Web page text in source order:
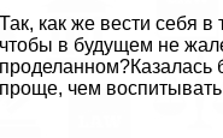
Так, как же вести себя в
чтобы в будущем не
проделанном?Казалась
проще, чем воспитывать